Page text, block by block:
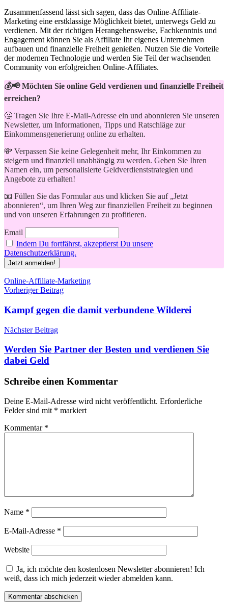
Zusammenfassend lässt sich sagen, dass das Online-Affiliate-
Marketing‌ eine erstklassige Möglichkeit bietet, unterwegs Geld zu
verdienen. Mit der richtigen Herangehensweise,​ Fachkenntnis und
Engagement können Sie als Affiliate Ihr eigenes Unternehmen
aufbauen​ und finanzielle Freiheit genießen.⁣ Nutzen Sie ‌die Vorteile
der modernen Technologie und werden⁣ Sie Teil der wachsenden
Community von erfolgreichen Online-Affiliates.
💰📢 Möchten Sie online Geld verdienen und finanzielle Freiheit
erreichen?
🤔 Tragen Sie Ihre E-Mail-Adresse ein und abonnieren Sie unseren
Newsletter, um Informationen, Tipps und Ratschläge zur
Einkommensgenerierung online zu erhalten.
💸 Verpassen Sie keine Gelegenheit mehr, Ihr Einkommen zu
steigern und finanziell unabhängig zu werden. Geben Sie Ihren
Namen ein, um personalisierte Geldverdienststrategien und
Angebote zu erhalten!
📧 Füllen Sie das Formular aus und klicken Sie auf „Jetzt
abonnieren“, um Ihren Weg zur finanziellen Freiheit zu beginnen
und von unseren Erfahrungen zu profitieren.
Email
Indem Du fortfährst, akzeptierst Du unsere
Datenschutzerklärung.
Schlagwörter
Online-Affiliate-Marketing
Beitragsnavigation
Vorheriger Beitrag
Kampf gegen die damit verbundene Wilderei
Nächster Beitrag
Werden Sie Partner der Besten und verdienen Sie
dabei Geld
Schreibe einen Kommentar
Deine E-Mail-Adresse wird nicht veröffentlicht. Erforderliche
Felder sind mit * markiert
Kommentar *
Name *
E-Mail-Adresse *
Website
Ja, ich möchte den kostenlosen Newsletter abonnieren! Ich
weiß, dass ich mich jederzeit wieder abmelden kann.